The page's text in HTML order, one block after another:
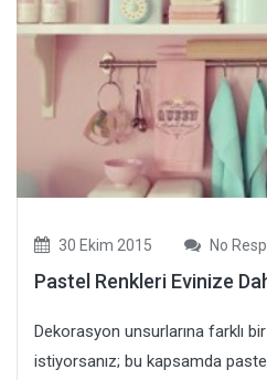
30 Ekim 2015 No
Pastel Renkleri Evinize
Dekorasyon unsurlarına farklı
istiyorsanız; bu kapsamda